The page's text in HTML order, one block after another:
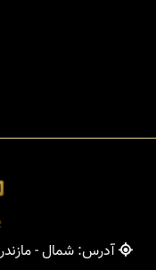
آدرس: شمال -